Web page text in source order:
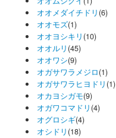
オオメダイチドリ (6)
オオモズ(1)
オオヨシキリ (10)
オオルリ (45)
オオワシ(9)
オガサワラメジロ(1)
オガサワラヒヨドリ (1)
オカヨシガモ(9)
オガワコマドリ (4)
オグロシギ(4)
オシドリ (18)